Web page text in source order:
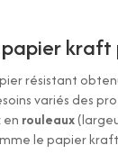
kraft
résistant
variés des
en rouleaux
le papier